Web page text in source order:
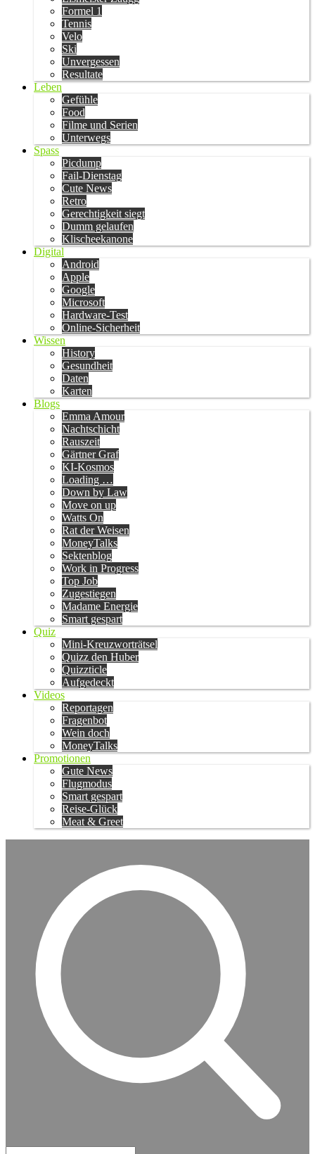
Formel 1
Tennis
Velo
Ski
Unvergessen
Resultate
Leben
Gefühle
Food
Filme und Serien
Unterwegs
Spass
Picdump
Fail-Dienstag
Cute News
Retro
Gerechtigkeit siegt
Dumm gelaufen
Klischeekanone
Digital
Android
Apple
Google
Microsoft
Hardware-Test
Online-Sicherheit
Wissen
History
Gesundheit
Daten
Karten
Blogs
Emma Amour
Nachtschicht
Rauszeit
Gärtner Graf
KI-Kosmos
Loading …
Down by Law
Move on up
Watts On
Rat der Weisen
MoneyTalks
Sektenblog
Work in Progress
Top Job
Zugestiegen
Madame Energie
Smart gespart
Quiz
Mini-Kreuzworträtsel
Quizz den Huber
Quizzticle
Aufgedeckt
Videos
Reportagen
Fragenbot
Wein doch
MoneyTalks
Promotionen
Gute News
Flugmodus
Smart gespart
Reise-Glück
Meat & Greet